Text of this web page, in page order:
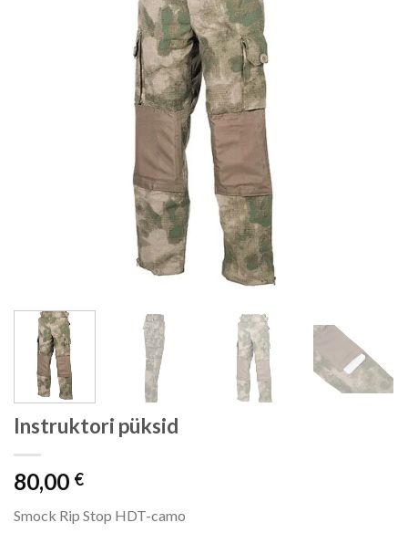
Instruktori püksid
80,00 €
Smock Rip Stop HDT-camo